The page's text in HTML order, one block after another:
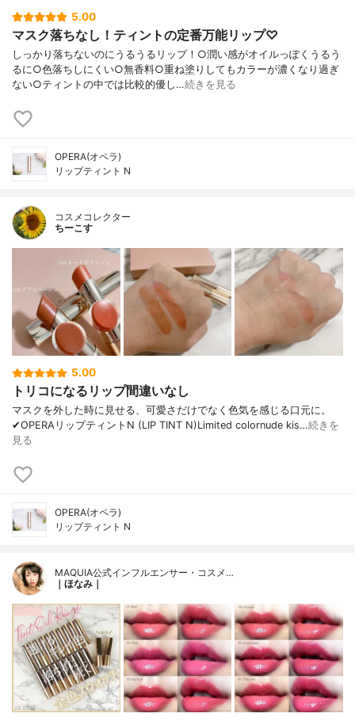
5.00
マスク落ちなし！ティントの定番万能リップ♡
しっかり落ちないのにうるうるリップ！○潤い感がオイルっぽくうるう
るに○色落ちしにくい○無香料○重ね塗りしてもカラーが濃くなり過ぎ
ない○ティントの中では比較的優し…続きを見る
OPERA(オペラ)
リップティント N
コスメコレクター
ちーこす
5.00
トリコになるリップ間違いなし
マスクを外した時に見せる、可愛さだけでなく色気を感じる口元に。
✔︎OPERAリップティントN (LIP TINT N)Limited colornude kis…続きを
見る
OPERA(オペラ)
リップティント N
MAQUIA公式インフルエンサー・コスメ…
｜ほなみ｜